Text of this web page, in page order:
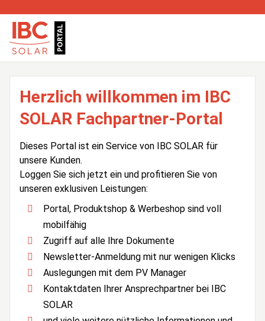
Herzlich willkommen im IBC
SOLAR Fachpartner-Portal
Dieses Portal ist ein Service von IBC SOLAR für
unsere Kunden.
Loggen Sie sich jetzt ein und profitieren Sie von
unseren exklusiven Leistungen:
Portal, Produktshop & Werbeshop sind voll
mobilfähig
Zugriff auf alle Ihre Dokumente
Newsletter-Anmeldung mit nur wenigen Klicks
Auslegungen mit dem PV Manager
Kontaktdaten Ihrer Ansprechpartner bei IBC
SOLAR